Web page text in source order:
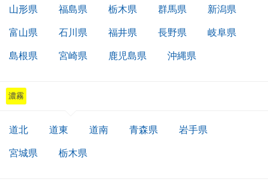
山形県 福島県 栃木県 群馬県 新潟県
富山県 石川県 福井県 長野県 岐阜県
島根県 宮崎県 鹿児島県 沖縄県
濃霧
道北 道東 道南 青森県 岩手県
宮城県 栃木県